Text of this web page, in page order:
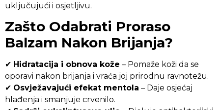
uključujući i osjetljivu.
Zašto Odabrati Proraso
Balzam Nakon Brijanja?
✔ Hidratacija i obnova kože – Pomaže koži da se
oporavi nakon brijanja i vraća joj prirodnu ravnotežu.
✔ Osvježavajući efekat mentola – Daje osjećaj
hlađenja i smanjuje crvenilo.